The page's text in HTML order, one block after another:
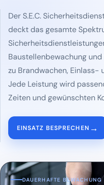
Der S.E.C.
deckt das gesamte
Baustellenbewachung
zu Brandwachen, Einlass-
Jede Leistung wird
Zeiten und gewünschten
EINSATZ BESPRECHEN →
DAUERHAFTE BEWACHUNG